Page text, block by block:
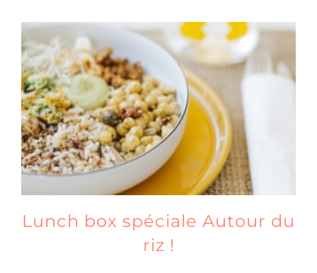
Lunch box spéciale Autour du
riz !